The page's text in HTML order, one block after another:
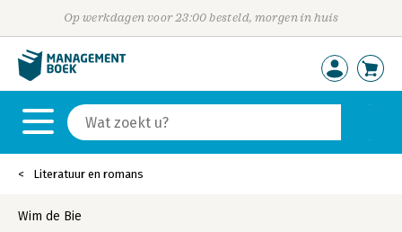
Op werkdagen voor 23:00 besteld, morgen in huis
Literatuur en romans
Wim de Bie